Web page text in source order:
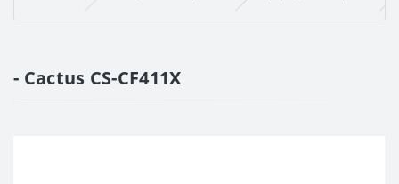
- Cactus CS-CF411X